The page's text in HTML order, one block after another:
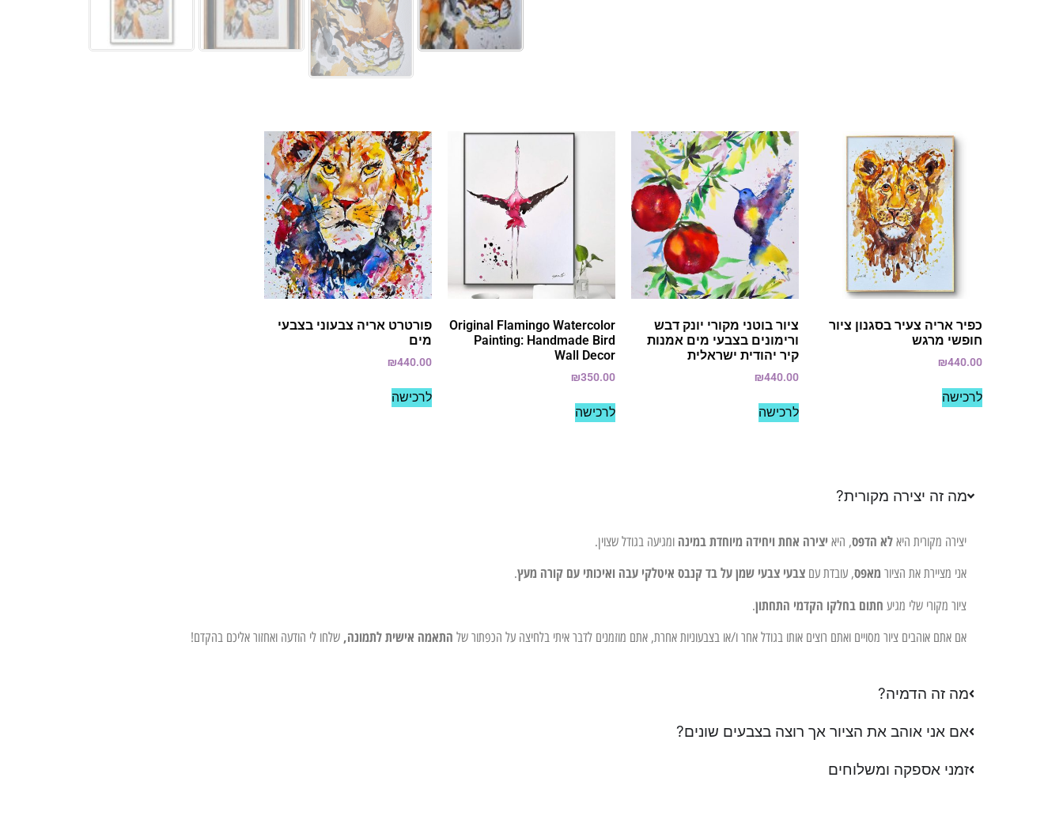
כפיר אריה צעיר בסגנון ציור
חופשי מרגש
₪440.00
לרכישה
ציור בוטני מקורי יונק דבש
ורימונים בצבעי מים אמנות
קיר יהודית ישראלית
₪440.00
לרכישה
Original Flamingo Watercolor
Painting: Handmade Bird
Wall Decor
₪350.00
לרכישה
פורטרט אריה צבעוני בצבעי
מים
₪440.00
לרכישה
מה זה יצירה מקורית?
יצירה מקורית היא לא הדפס, היא יצירה אחת ויחידה מיוחדת במינה ומגיעה בגודל שצוין.
אני מציירת את הציור מאפס, עובדת עם צבעי צבעי שמן על בד קנבס איטלקי עבה ואיכותי עם קורה מעץ.
ציור מקורי שלי מגיע חתום בחלקו הקדמי התחתון.
אם אתם אוהבים ציור מסויים ואתם רוצים אותו בגודל אחר ו/או בצבעוניות אחרת, אתם מוזמנים לדבר איתי בלחיצה על הכפתור של התאמה אישית לתמונה, שלחו לי הודעה ואחזור אליכם בהקדם!
מה זה הדמיה?
אם אני אוהב את הציור אך רוצה בצבעים שונים?
זמני אספקה ומשלוחים